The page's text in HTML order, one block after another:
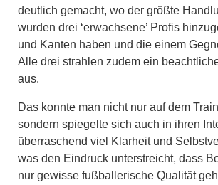
deutlich gemacht, wo der größte
wurden drei ‘erwachsene’ Profis
und Kanten haben und die einem
Alle drei strahlen zudem ein
aus.
Das konnte man nicht nur auf dem
sondern spiegelte sich auch in ihren
überraschend viel Klarheit und
was den Eindruck unterstreicht, dass
nur gewisse fußballerische Qualität